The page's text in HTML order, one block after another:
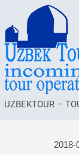
UZBEKTOUR –
2018-